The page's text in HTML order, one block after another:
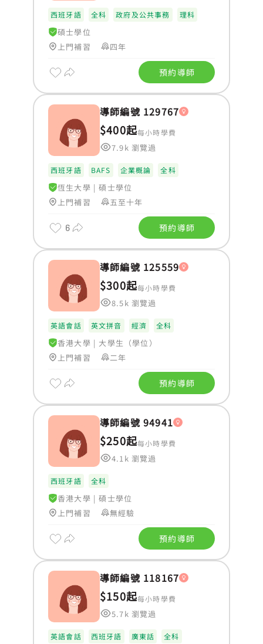
西班牙語 全科 政府及公共事務 理科
碩士學位
上門補習
四年
預約導師
導師編號 129767
$400起每小時學費
7.9k 瀏覽過
西班牙語 BAFS 企業概論 全科
恆生大學 |碩士學位
上門補習
五至十年
6 預約導師
導師編號 125559
$300起每小時學費
8.5k 瀏覽過
英語會話 英文拼音 經濟 全科
香港大學 | 大學生（學位）
上門補習
二年
預約導師
導師編號 94941
$250起每小時學費
4.1k 瀏覽過
西班牙語 全科
香港大學 |碩士學位
上門補習
無經驗
預約導師
導師編號 118167
$150起每小時學費
5.7k 瀏覽過
英語會話 西班牙語 廣東話 全科